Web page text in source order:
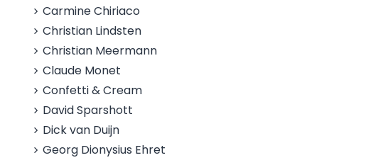
Carmine Chiriaco
Christian Lindsten
Christian Meermann
Claude Monet
Confetti & Cream
David Sparshott
Dick van Duijn
Georg Dionysius Ehret